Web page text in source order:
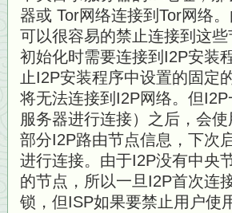
器或 Tor网络连接到Tor网络
可以很容易的禁止连接到这
初始化时需要连接到I2P安装
止I2P安装程序中设置的固定
将无法连接到I2P网络。但
服务器进行连接）之后，会
部分I2P路由节点信息，下次
进行连接。由于I2P没有中央
的节点，所以一旦I2P首次连
锁，但ISP如果要禁止用户使